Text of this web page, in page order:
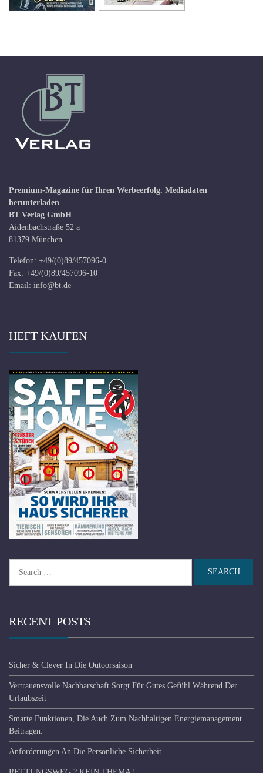
Premium-Magazine für Ihren Werbeerfolg. Mediadaten
herunterladen
BT Verlag GmbH
Aidenbachstraße 52 a
81379 München
Telefon: +49/(0)89/457096-0
Fax: +49/(0)89/457096-10
Email: info@bt.de
HEFT KAUFEN
for:
RECENT POSTS
Sicher & Clever In Die Outoorsaison
Vertrauensvolle Nachbarschaft Sorgt Für Gutes Gefühl Während Der
Urlaubszeit
Smarte Funktionen, Die Auch Zum Nachhaltigen Energiemanagement
Beitragen.
Anforderungen An Die Persönliche Sicherheit